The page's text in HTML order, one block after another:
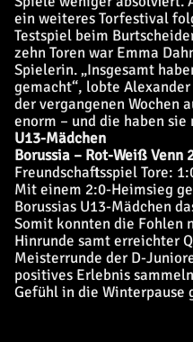
ein weiteres Torfestival
Testspiel beim
zehn Toren war Emma
Spielerin. „Insgesamt
gemacht“, lobte
der vergangenen Wochen
enorm – und die haben
U13-Mädchen
Borussia – Rot-Weiß Venn
FreundschaftsspielTore:
Mit einem 2:0-Heimsieg
Borussias U13-Mädchen
Somit konnten die Fohlen
Hinrunde samt erreichter
Meisterrunde der D-
positives Erlebnis
Gefühl in die Winterpause